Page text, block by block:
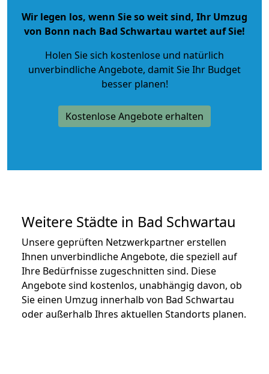
Wir legen los, wenn Sie so weit sind, Ihr Umzug
von Bonn nach Bad Schwartau wartet auf Sie!
Holen Sie sich kostenlose und natürlich
unverbindliche Angebote, damit Sie Ihr Budget
besser planen!
Kostenlose Angebote erhalten
Weitere Städte in Bad Schwartau
Unsere geprüften Netzwerkpartner erstellen
Ihnen unverbindliche Angebote, die speziell auf
Ihre Bedürfnisse zugeschnitten sind. Diese
Angebote sind kostenlos, unabhängig davon, ob
Sie einen Umzug innerhalb von Bad Schwartau
oder außerhalb Ihres aktuellen Standorts planen.